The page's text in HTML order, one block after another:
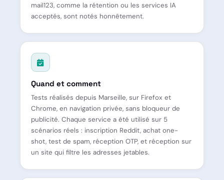
mail123, comme la rétention ou les services IA
acceptés, sont notés honnêtement.
Quand et comment
Tests réalisés depuis Marseille, sur Firefox et
Chrome, en navigation privée, sans bloqueur de
publicité. Chaque service a été utilisé sur 5
scénarios réels : inscription Reddit, achat one-
shot, test de spam, réception OTP, et réception sur
un site qui filtre les adresses jetables.